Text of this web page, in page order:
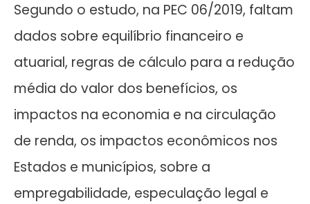
Segundo o estudo, na PEC 06/2019, faltam
dados sobre equilíbrio financeiro e
atuarial, regras de cálculo para a redução
média do valor dos benefícios, os
impactos na economia e na circulação
de renda, os impactos econômicos nos
Estados e municípios, sobre a
empregabilidade, especulação legal e